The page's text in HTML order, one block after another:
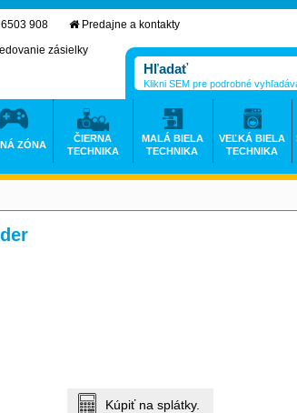
Kúpiť na splátky.
908
Predajne a kontakty
zásielky
Klikni SEM pre podrobné
ZÓNA
ČIERNA
TECHNIKA
MALÁ BIELA
TECHNIKA
VEĽKÁ BIELA
TECHNIKA